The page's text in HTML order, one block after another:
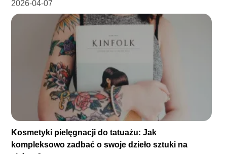
2026-04-07
Kosmetyki pielęgnacji do tatuażu: Jak
kompleksowo zadbać o swoje dzieło sztuki na